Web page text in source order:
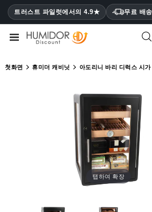
트러스트 파일럿에서의 4.9★ 무료 배
CATEGORY
휴
첫화면 휴미더 캐비닛 아도리니 바리 디럭스 시
탭하여 확장